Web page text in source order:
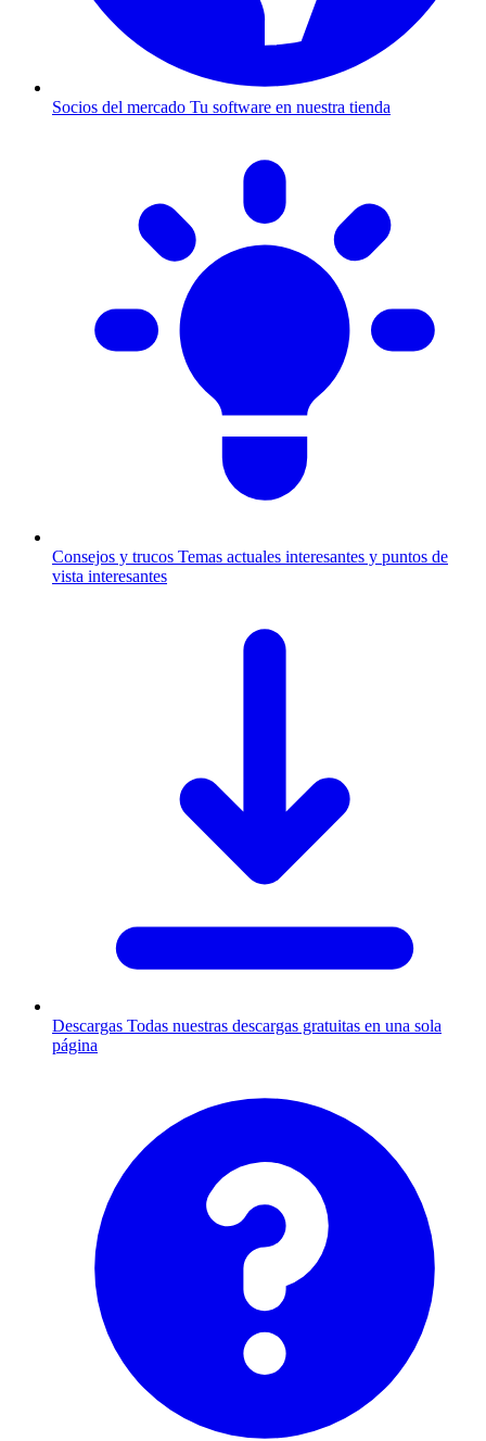
Socios del mercado Tu software en nuestra tienda
Consejos y trucos Temas actuales interesantes y puntos de
vista interesantes
Descargas Todas nuestras descargas gratuitas en una sola
página